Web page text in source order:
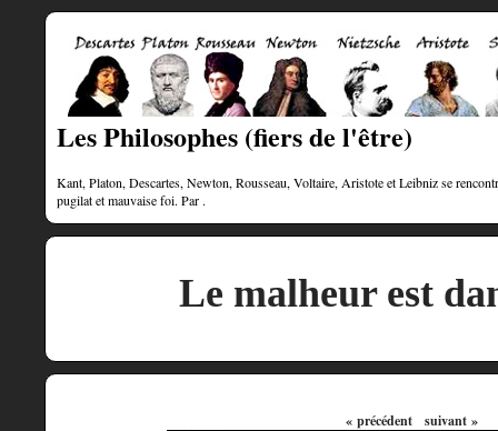
Les Philosophes (fiers de l'être)
Kant, Platon, Descartes, Newton, Rousseau, Voltaire, Aristote et Leibniz se
pugilat et mauvaise foi. Par .
Le malheur est
« précédent suivant »